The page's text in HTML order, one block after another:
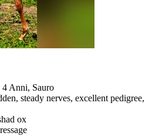
4 Anni, Sauro
steady nerves, excellent pedigree,
ox